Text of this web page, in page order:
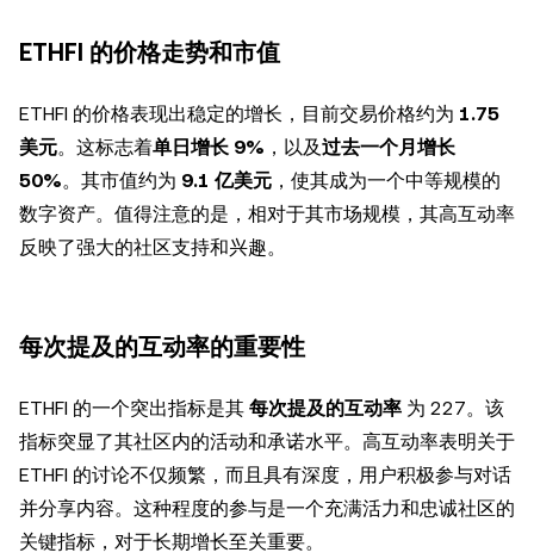
ETHFI 的价格走势和市值
ETHFI 的价格表现出稳定的增长，目前交易价格约为 1.75
美元。这标志着单日增长 9% ，以及过去一个月增长
50%。其市值约为 9.1 亿美元 ，使其成为一个中等规模的
数字资产。值得注意的是，相对于其市场规模，其高互动率
反映了强大的社区支持和兴趣。
每次提及的互动率的重要性
ETHFI 的一个突出指标是其 每次提及的互动率 为 227。该
指标突显了其社区内的活动和承诺水平。高互动率表明关于
ETHFI 的讨论不仅频繁，而且具有深度，用户积极参与对话
并分享内容。这种程度的参与是一个充满活力和忠诚社区的
关键指标，对于长期增长至关重要。